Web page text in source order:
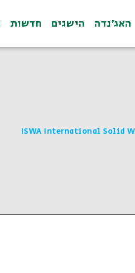
האג׳נדה הישגים חדשות